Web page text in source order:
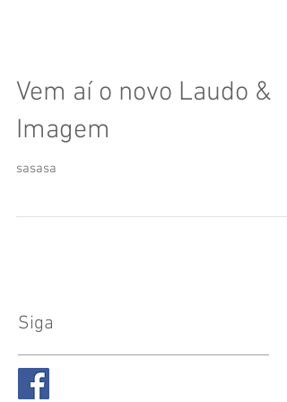
Vem aí o novo Laudo &
Imagem
sasasa
Siga